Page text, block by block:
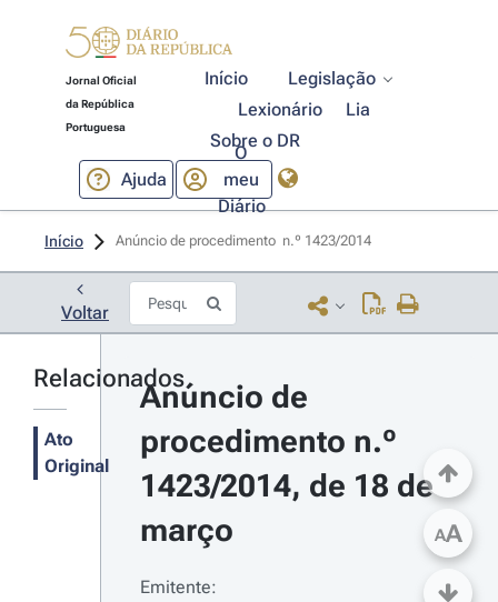
Jornal Oficial
da República
Portuguesa
Início
Legislação
Lexionário
Lia
Sobre o DR
Ajuda
O
meu
Diário
Início Anúncio de procedimento  n.º 1423/2014
Voltar
Relacionados
Ato
Original
Anúncio de
procedimento n.º
1423/2014, de 18 de
março
Emitente:
AA